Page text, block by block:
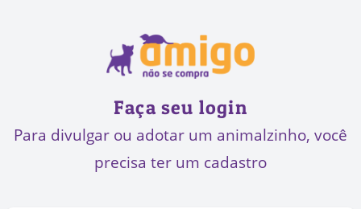
Faça seu login
Para divulgar ou adotar um animalzinho, você
precisa ter um cadastro